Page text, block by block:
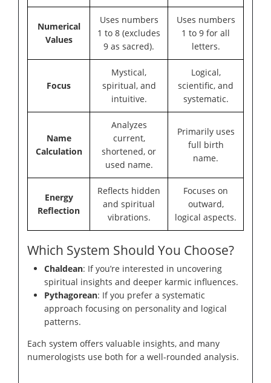
Numerical
Values
Uses numbers
1 to 8 (excludes
9 as sacred).
Uses numbers
1 to 9 for all
letters.
Focus
Mystical,
spiritual, and
intuitive.
Logical,
scientific, and
systematic.
Name
Calculation
Analyzes
current,
shortened, or
used name.
Primarily uses
full birth
name.
Energy
Reflection
Reflects hidden
and spiritual
vibrations.
Focuses on
outward,
logical aspects.
Which System Should You Choose?
Chaldean: If you’re interested in uncovering
spiritual insights and deeper karmic influences.
Pythagorean: If you prefer a systematic
approach focusing on personality and logical
patterns.
Each system offers valuable insights, and many
numerologists use both for a well-rounded analysis.